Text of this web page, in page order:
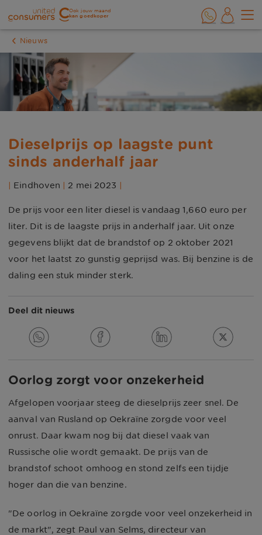
Ook jouw maand
kan goedkoper
Nieuws
Dieselprijs op laagste punt
sinds anderhalf jaar
| Eindhoven | 2 mei 2023 |
De prijs voor een liter diesel is vandaag 1,660 euro per
liter. Dit is de laagste prijs in anderhalf jaar. Uit onze
gegevens blijkt dat de brandstof op 2 oktober 2021
voor het laatst zo gunstig geprijsd was. Bij benzine is de
daling een stuk minder sterk.
Deel dit nieuws
Oorlog zorgt voor onzekerheid
Afgelopen voorjaar steeg de dieselprijs zeer snel. De
aanval van Rusland op Oekraïne zorgde voor veel
onrust. Daar kwam nog bij dat diesel vaak van
Russische olie wordt gemaakt. De prijs van de
brandstof schoot omhoog en stond zelfs een tijdje
hoger dan die van benzine.
"De oorlog in Oekraïne zorgde voor veel onzekerheid in
de markt", zegt Paul van Selms, directeur van